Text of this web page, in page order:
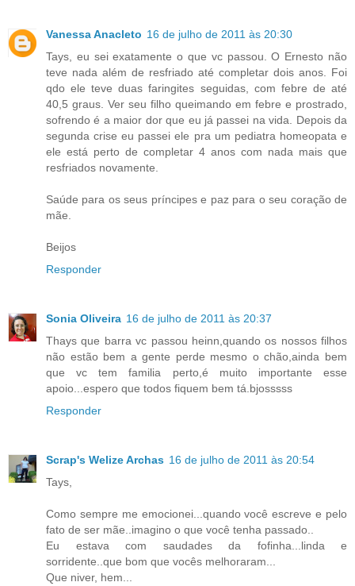
Vanessa Anacleto 16 de julho de 2011 às 20:30
Tays, eu sei exatamente o que vc passou. O Ernesto não
teve nada além de resfriado até completar dois anos. Foi
qdo ele teve duas faringites seguidas, com febre de até
40,5 graus. Ver seu filho queimando em febre e prostrado,
sofrendo é a maior dor que eu já passei na vida. Depois da
segunda crise eu passei ele pra um pediatra homeopata e
ele está perto de completar 4 anos com nada mais que
resfriados novamente.
Saúde para os seus príncipes e paz para o seu coração de
mãe.
Beijos
Responder
Sonia Oliveira 16 de julho de 2011 às 20:37
Thays que barra vc passou heinn,quando os nossos filhos
não estão bem a gente perde mesmo o chão,ainda bem
que vc tem familia perto,é muito importante esse
apoio...espero que todos fiquem bem tá.bjosssss
Responder
Scrap's Welize Archas 16 de julho de 2011 às 20:54
Tays,
Como sempre me emocionei...quando você escreve e pelo
fato de ser mãe..imagino o que você tenha passado..
Eu estava com saudades da fofinha...linda e
sorridente..que bom que vocês melhoraram...
Que niver, hem...